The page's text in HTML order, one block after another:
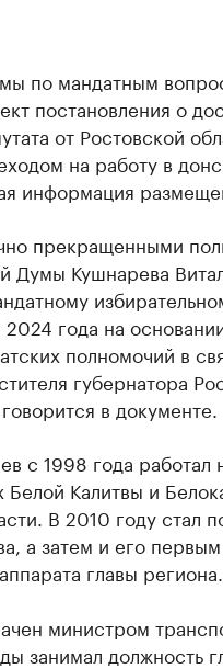
по мандатным
постановления о
от Ростовской
на работу в
информация
прекращенными
Думы Кушнарева
года на
полномочий в
губернатора
в документе.
с 1998 года работал
Калитвы и
В 2010 году стал
а затем и его
главы региона.
министром
занимал должность